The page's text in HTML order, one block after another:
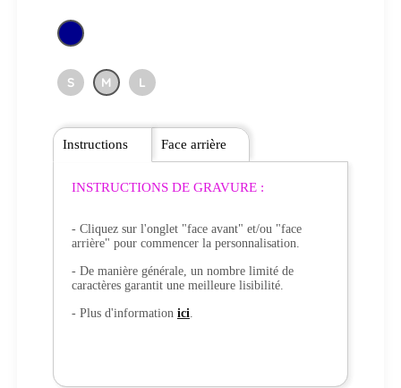
S M L
Instructions
INSTRUCTIONS DE GRAVURE :
- Cliquez sur l'onglet "face avant" et/ou "face
arrière" pour commencer la personnalisation.
- De manière générale, un nombre limité de
caractères garantit une meilleure lisibilité.
- Plus d'information ici.
Face arrière